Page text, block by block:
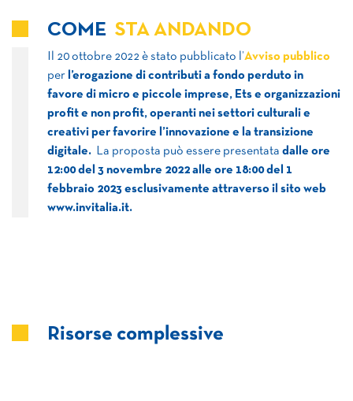
COME STA ANDANDO
Il 20 ottobre 2022 è stato pubblicato l’Avviso pubblico
per l’erogazione di contributi a fondo perduto in
favore di micro e piccole imprese, Ets e organizzazioni
profit e non profit, operanti nei settori culturali e
creativi per favorire l’innovazione e la transizione
digitale.
La proposta può essere presentata dalle ore
12:00 del 3 novembre 2022 alle ore 18:00 del 1
febbraio 2023 esclusivamente attraverso il sito web
www.invitalia.it.
Risorse complessive